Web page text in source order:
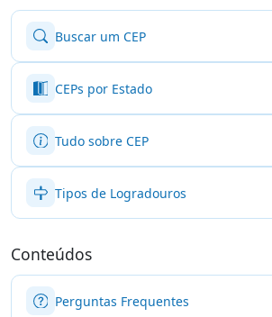
Buscar um CEP
CEPs por Estado
Tudo sobre CEP
Tipos de Logradouros
Conteúdos
Perguntas Frequentes